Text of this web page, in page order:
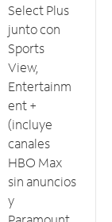
Select Plus
junto con
Sports
View,
Entertainm
ent +
(incluye
canales
HBO Max
sin anuncios
y